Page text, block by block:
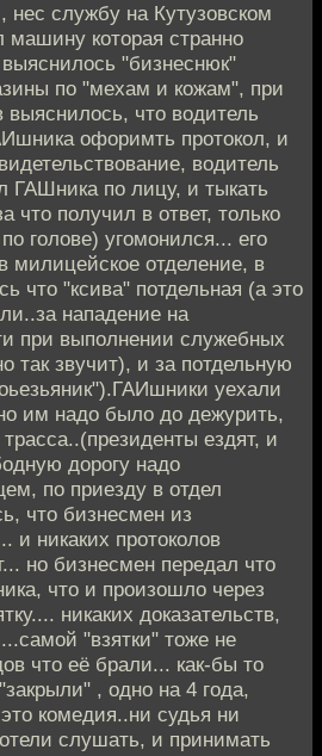
службу на Кутузовском
машину которая странно
"бизнеснюк"
по "мехам и кожам", при
выяснилось, что водитель
офоримть протокол, и
водитель
ГАШника по лицу, и тыкать
получил в ответ, только
голове) угомонился... его
милицейское отделение, в
что "ксива" потдельная (а это
нападение на
при выполнении служебных
так звучит), и за потдельную
уехали
им надо было до дежурить,
ездят, и
дорогу надо
по приезду в отдел
что бизнесмен из
и никаких протоколов
но бизнесмен передал что
что и произошло через
никаких доказательств,
"взятки" тоже не
что её брали... как-бы то
, одно на 4 года,
комедия..ни судья ни
слушать, и принимать